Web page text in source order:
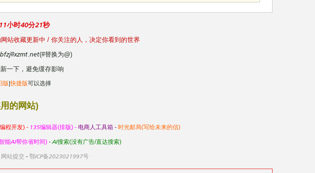
小时40分21秒
站收藏更新中 / 你关注的人，决定你看到的世界
替换为@)
一下，避免缓存影响
版|快捷版可以选择
的网站)
程开发) - 135编辑器(排版) - 电商人工具箱 - 时光邮局(写给未来的信)
能AI帮你省时间)- AI搜索(没有广告/直达搜索)
网站提交 - 鄂ICP备2023021997号